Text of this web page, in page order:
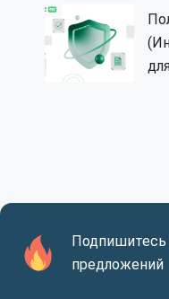
Подпишитесь
предложений